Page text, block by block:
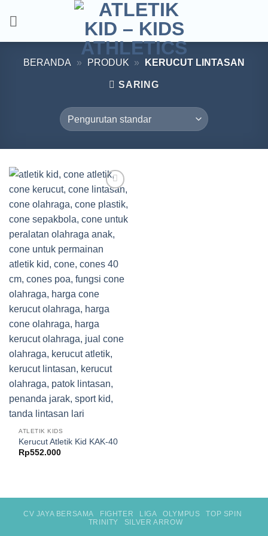
BERANDA » PRODUK » KERUCUT LINTASAN
SARING
wishlist
ATLETIK KIDS
Kerucut Atletik Kid KAK-40
Rp552.000
CV JAYA BERSAMA FIGHTER LIGA OLYMPUS
TOP SPIN
TRINITY
SILVER ARROW